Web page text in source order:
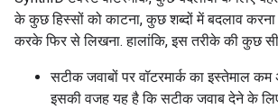
के कुछ हिस्सों को काटना, कुछ शब्दों में बदलाव करना
करके फिर से लिखना. हालांकि, इस तरीके की कुछ
सटीक जवाबों पर वॉटरमार्क का इस्तेमाल कम
इसकी वजह यह है कि सटीक जवाब देने के